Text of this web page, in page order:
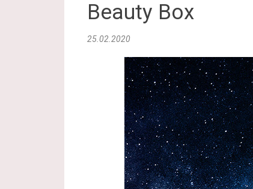
Beauty Box
25.02.2020